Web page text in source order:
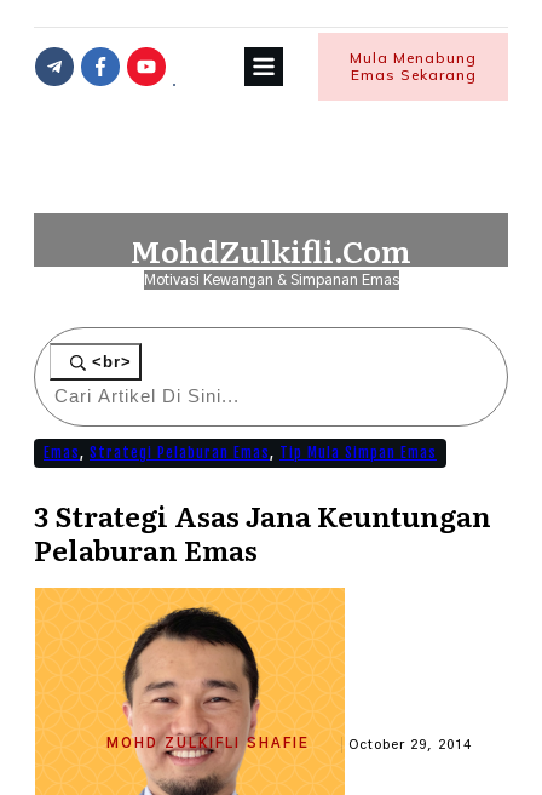
Mula Menabung
Emas Sekarang
MohdZulkifli.Com
Motivasi Kewangan & Simpanan Emas
<br>
Emas, Strategi Pelaburan Emas, Tip Mula Simpan Emas
3 Strategi Asas Jana Keuntungan
Pelaburan Emas
MOHD ZULKIFLI SHAFIE October 29, 2014